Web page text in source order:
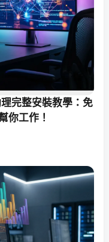
完整安裝教學：免
你工作！